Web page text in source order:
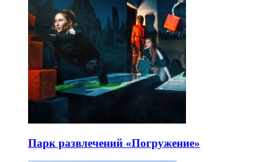
Парк развлечений «Погружение»